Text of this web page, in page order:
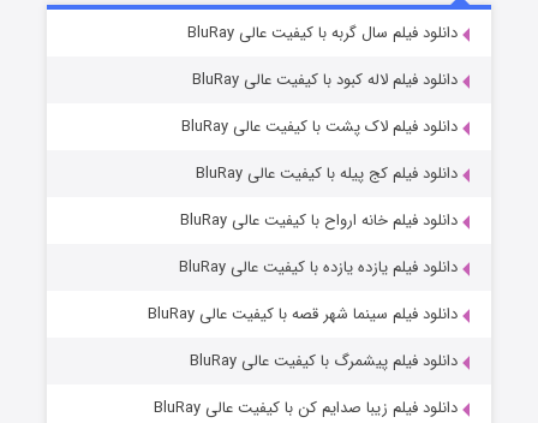
قسمت۷ (زیرنویس) منتشر شد دانلود فیلم سال گربه با کیفیت عالی BluRay
دانلود فیلم لاله کبود با کیفیت عالی BluRay
دانلود فیلم لاک پشت با کیفیت عالی BluRay
دانلود فیلم کج‌ پیله با کیفیت عالی BluRay
دانلود فیلم خانه ارواح با کیفیت عالی BluRay
دانلود فیلم یازده یازده با کیفیت عالی BluRay
دانلود فیلم سینما شهر قصه با کیفیت عالی BluRay
دانلود فیلم پیشمرگ با کیفیت عالی BluRay
دانلود فیلم زیبا صدایم کن با کیفیت عالی BluRay